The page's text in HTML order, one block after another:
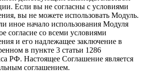
Если вы не согласны с условиями
вы не можете использовать Модуль.
иное начало использования Модуля
согласие со всеми условиями
и его надлежащее заключение в
в пункте 3 статьи 1286
РФ. Настоящее Соглашение является
соглашением.